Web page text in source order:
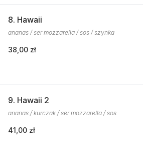
8. Hawaii
ananas / ser mozzarella / sos / szynka
38,00 zł
9. Hawaii 2
ananas / kurczak / ser mozzarella / sos
41,00 zł